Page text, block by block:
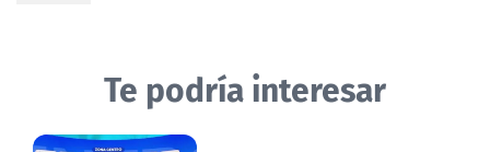
Te podría interesar